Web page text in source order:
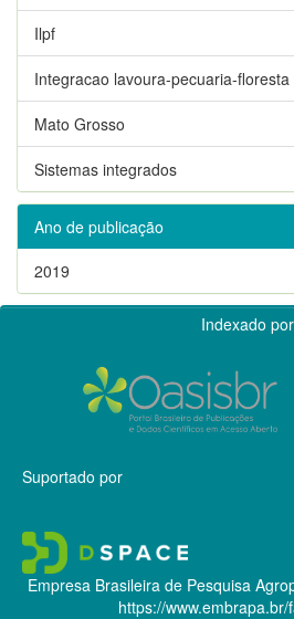
Ilpf
Integracao lavoura-pecuaria-floresta
Mato Grosso
Sistemas integrados
Ano de publicação
2019
Indexado por
Suportado por
Empresa Brasileira de Pesquisa
https://www.embrapa.br/